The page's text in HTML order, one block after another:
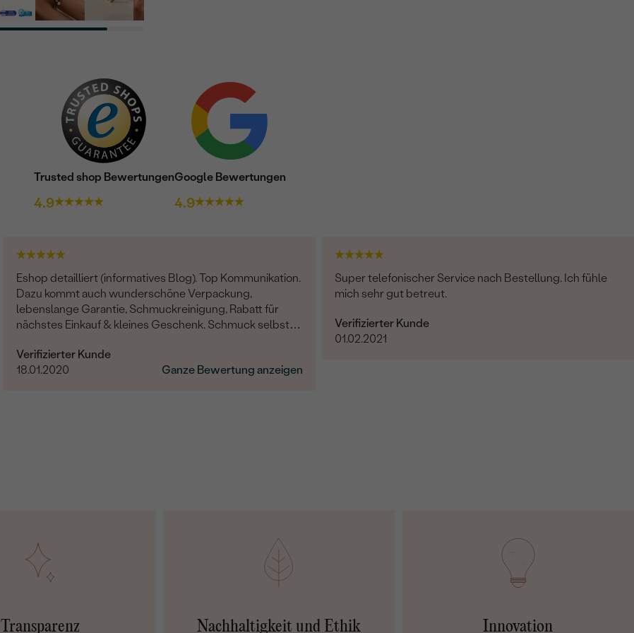
Trusted shop Bewertungen
4.9
Google Bewertungen
4.9
Eshop detailliert (informatives Blog). Top Kommunikation.
Dazu kommt auch wunderschöne Verpackung,
lebenslange Garantie, Schmuckreinigung, Rabatt für
nächstes Einkauf & kleines Geschenk. Schmuck selbst -
Verifizierter Kunde
18.01.2020
Ganze Bewertung anzeigen
Super telefonischer Service nach Bestellung. Ich fühle
mich sehr gut betreut.
Verifizierter Kunde
01.02.2021
Transparenz Nachhaltigkeit und Ethik Innovation